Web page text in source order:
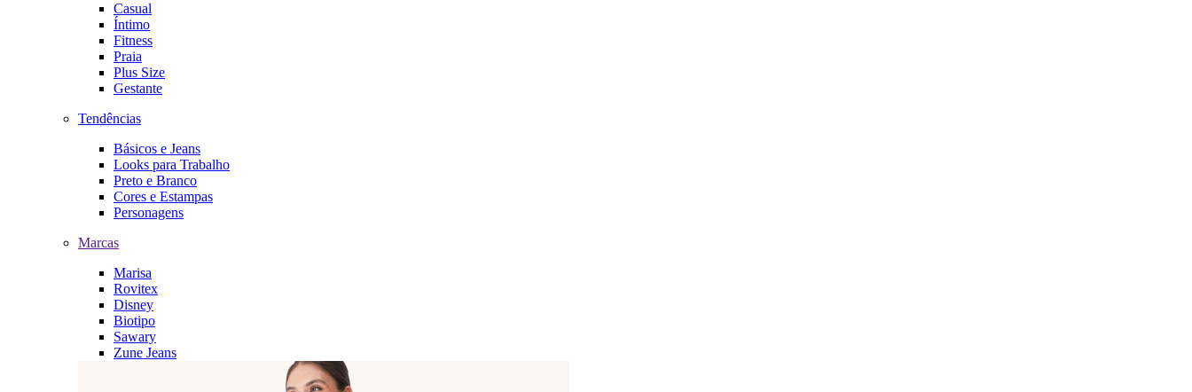
Casual
Íntimo
Fitness
Praia
Plus Size
Gestante
Tendências
Básicos e Jeans
Looks para Trabalho
Preto e Branco
Cores e Estampas
Personagens
Marcas
Marisa
Rovitex
Disney
Biotipo
Sawary
Zune Jeans